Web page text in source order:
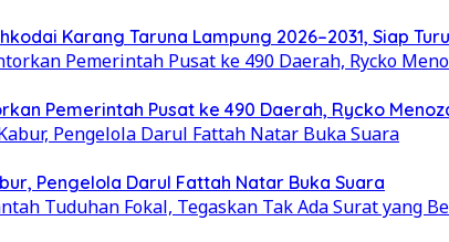
Karang Taruna Lampung 2026–2031, Siap
Pemerintah Pusat ke 490 Daerah, Rycko
Pengelola Darul Fattah Natar Buka Suara